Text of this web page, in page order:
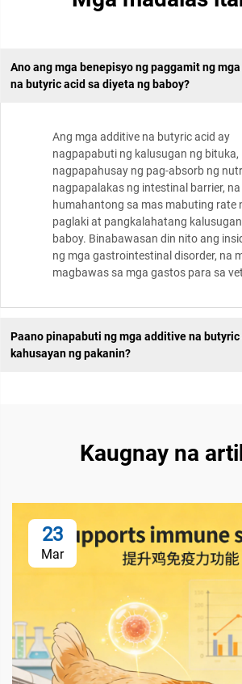
Ano ang mga benepisyo ng paggamit ng
na butyric acid sa diyeta ng baboy?
Ang mga additive na butyric acid ay
nagpapabuti ng kalusugan ng bituka,
nagpapahusay ng pag-absorb ng
nagpapalakas ng intestinal barrier, na
humahantong sa mas mabuting rate
paglaki at pangkalahatang
baboy. Binabawasan din nito ang
ng mga gastrointestinal disorder, na
magbawas sa mga gastos para sa
Paano pinapabuti ng mga additive na butyric
kahusayan ng pakanin?
Kaugnay na
23
Mar